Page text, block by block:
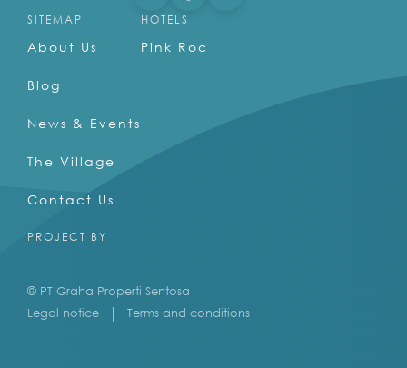
SITEMAP
About Us
Blog
News & Events
The Village
Contact Us
HOTELS
Pink Roc
PROJECT BY
© PT Graha Properti Sentosa
Legal notice
Terms and conditions